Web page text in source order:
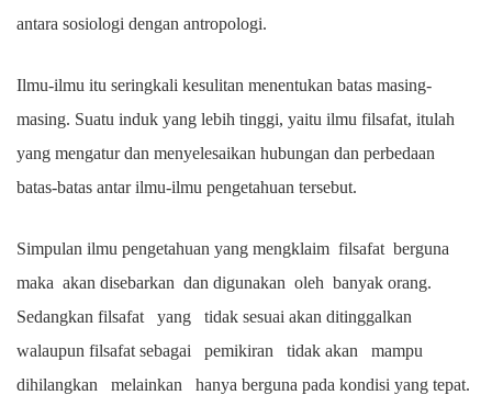
antara sosiologi dengan antropologi.
Ilmu-ilmu itu seringkali kesulitan menentukan batas masing-
masing. Suatu induk yang lebih tinggi, yaitu ilmu filsafat, itulah
yang mengatur dan menyelesaikan hubungan dan perbedaan
batas-batas antar ilmu-ilmu pengetahuan tersebut.
Simpulan ilmu pengetahuan yang mengklaim filsafat berguna
maka akan disebarkan dan digunakan oleh banyak orang.
Sedangkan filsafat yang tidak sesuai akan ditinggalkan
walaupun filsafat sebagai pemikiran tidak akan mampu
dihilangkan melainkan hanya berguna pada kondisi yang tepat.